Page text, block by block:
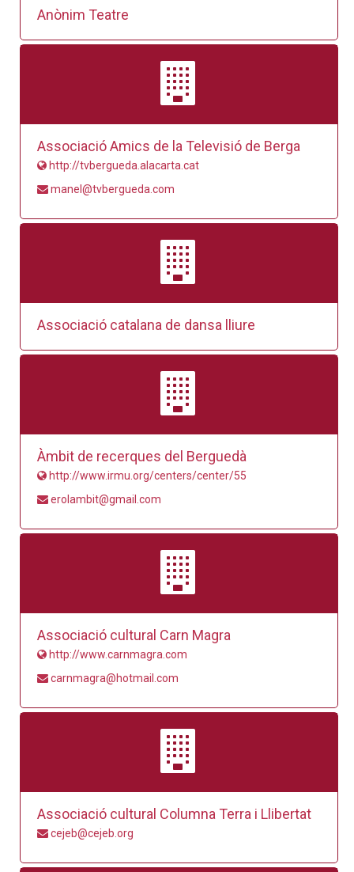
Anònim Teatre
Associació Amics de la Televisió de Berga
http://tvbergueda.alacarta.cat
manel@tvbergueda.com
Associació catalana de dansa lliure
Àmbit de recerques del Berguedà
http://www.irmu.org/centers/center/55
erolambit@gmail.com
Associació cultural Carn Magra
http://www.carnmagra.com
carnmagra@hotmail.com
Associació cultural Columna Terra i Llibertat
cejeb@cejeb.org